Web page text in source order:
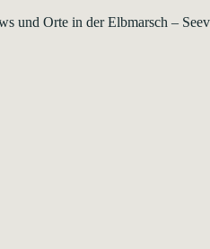
und Orte in der Elbmarsch –